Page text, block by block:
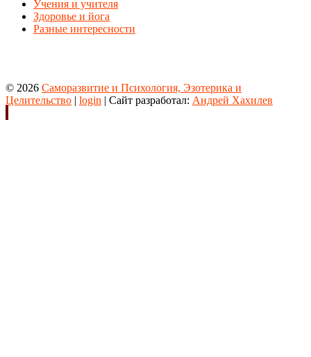
Учения и учителя
Здоровье и йога
Разные интересности
© 2026 Саморазвитие и Психология, Эзотерика и
Целительство | login | Сайт разработал: Андрей Хахилев